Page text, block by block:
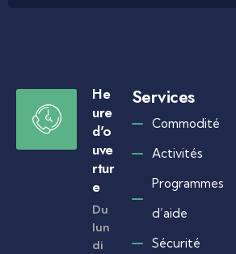
He
ure
d'o
uve
rtur
e
Du
lun
di
Services
Commodité
Activités
Programmes
d’aide
Sécurité